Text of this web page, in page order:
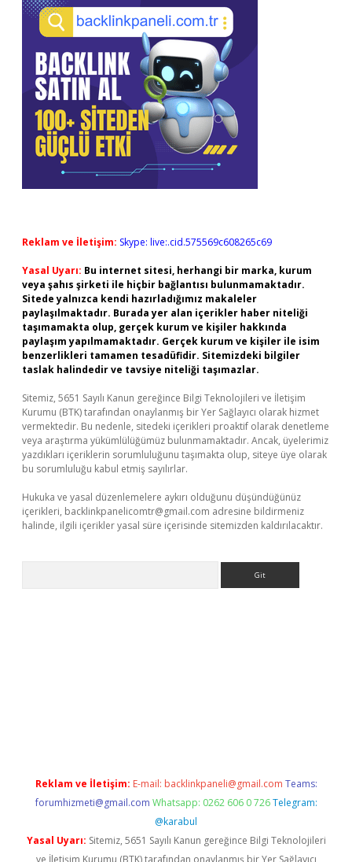
Reklam ve İletişim: Skype: live:.cid.575569c608265c69
Yasal Uyarı: Bu internet sitesi, herhangi bir marka, kurum
veya şahıs şirketi ile hiçbir bağlantısı bulunmamaktadır.
Sitede yalnızca kendi hazırladığımız makaleler
paylaşılmaktadır. Burada yer alan içerikler haber niteliği
taşımamakta olup, gerçek kurum ve kişiler hakkında
paylaşım yapılmamaktadır. Gerçek kurum ve kişiler ile isim
benzerlikleri tamamen tesadüfidir. Sitemizdeki bilgiler
taslak halindedir ve tavsiye niteliği taşımazlar.
Sitemiz, 5651 Sayılı Kanun gereğince Bilgi Teknolojileri ve İletişim
Kurumu (BTK) tarafından onaylanmış bir Yer Sağlayıcı olarak hizmet
vermektedir. Bu nedenle, sitedeki içerikleri proaktif olarak denetleme
veya araştırma yükümlülüğümüz bulunmamaktadır. Ancak, üyelerimiz
yazdıkları içeriklerin sorumluluğunu taşımakta olup, siteye üye olarak
bu sorumluluğu kabul etmiş sayılırlar.
Hukuka ve yasal düzenlemelere aykırı olduğunu düşündüğünüz
içerikleri, backlinkpanelicomtr@gmail.com adresine bildirmeniz
halinde, ilgili içerikler yasal süre içerisinde sitemizden kaldırılacaktır.
Reklam ve İletişim: E-mail: backlinkpaneli@gmail.com Teams:
forumhizmeti@gmail.com Whatsapp: 0262 606 0 726 Telegram:
@karabul
Yasal Uyarı: Sitemiz, 5651 Sayılı Kanun gereğince Bilgi Teknolojileri
ve İletişim Kurumu (BTK) tarafından onaylanmış bir Yer Sağlayıcı